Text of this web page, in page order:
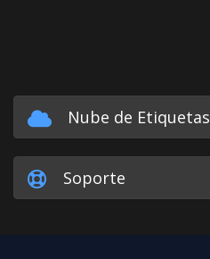
Nube de Etiquetas
Soporte